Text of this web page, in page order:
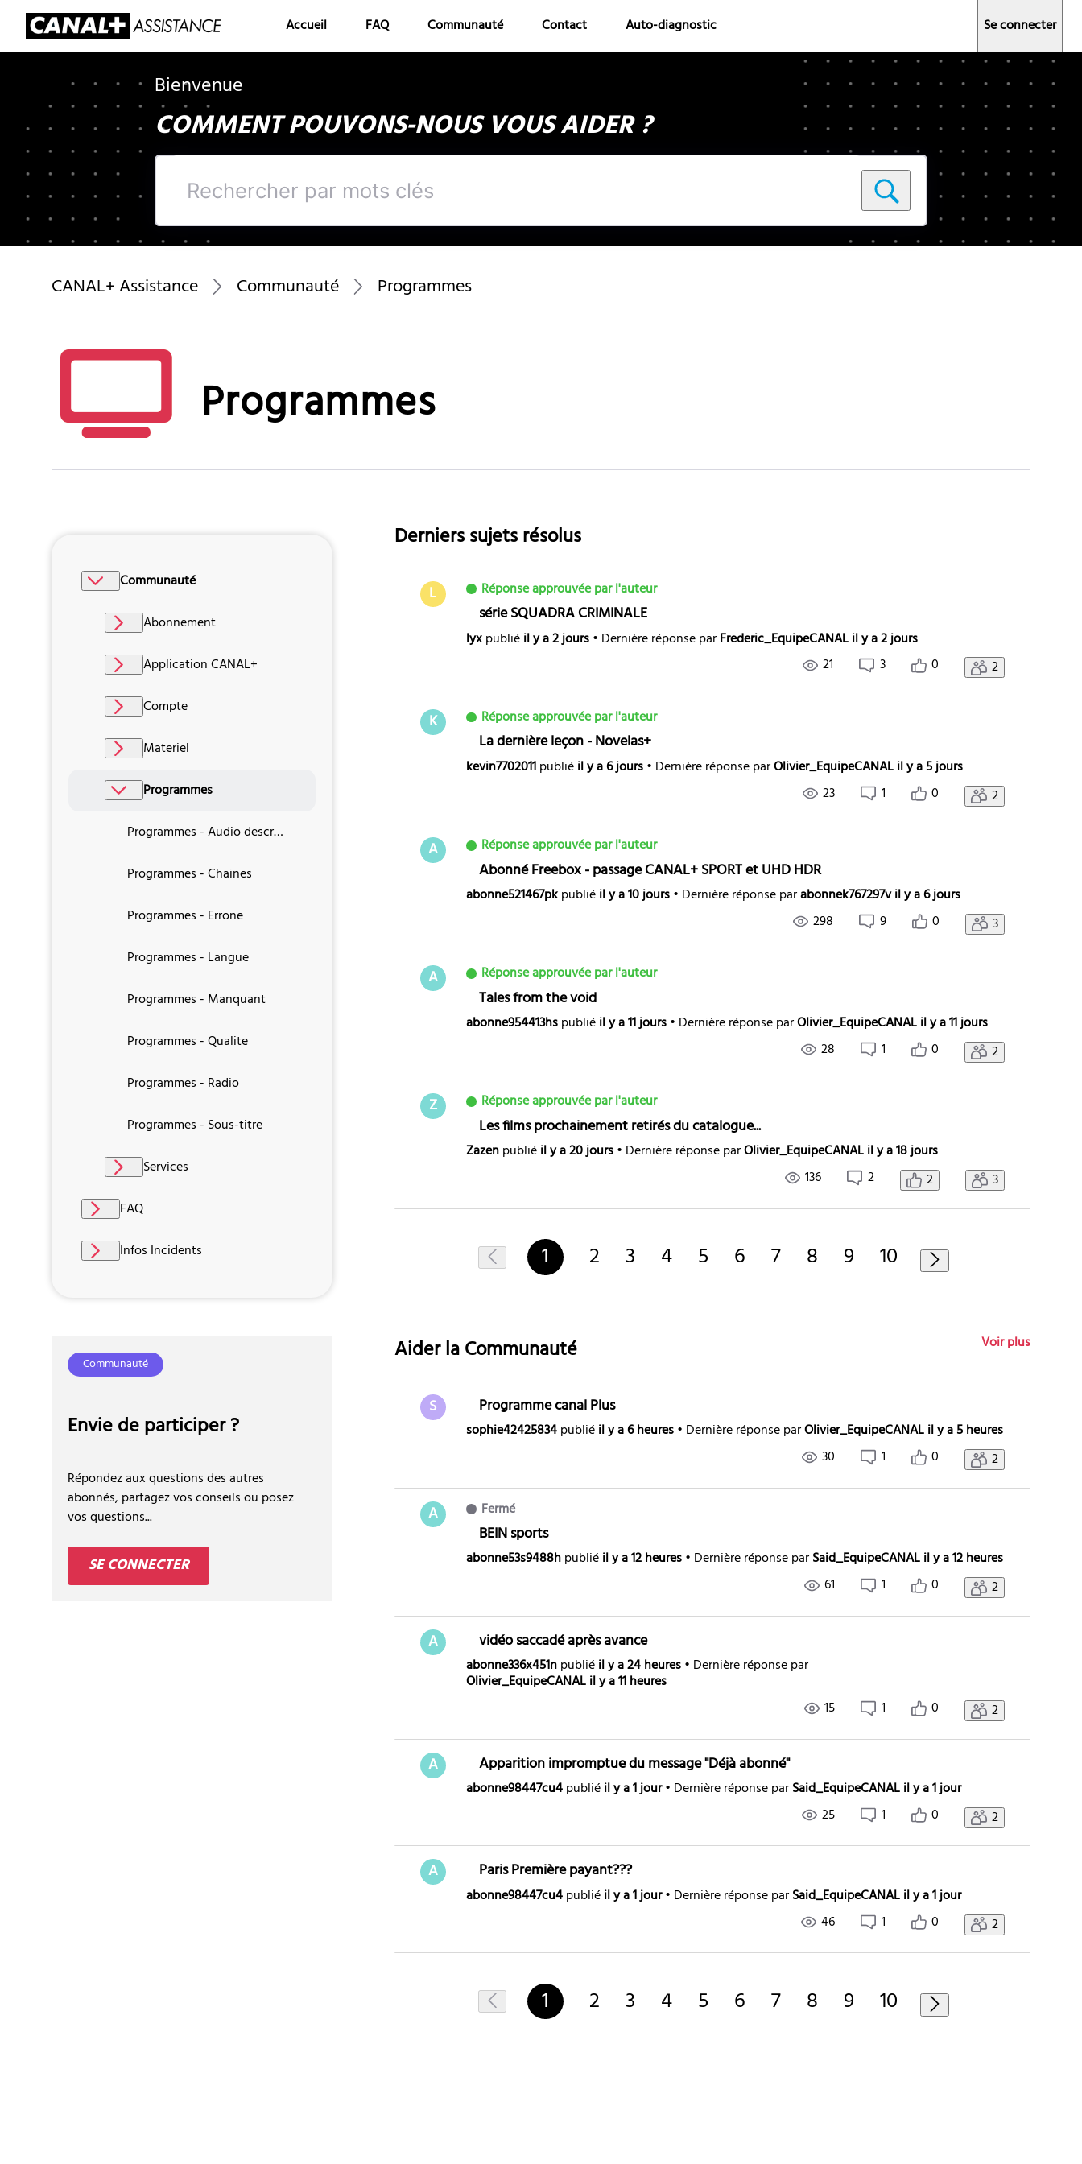
Accueil FAQ Communauté Contact Auto-diagnostic Se connecter
Bienvenue
COMMENT POUVONS-NOUS VOUS AIDER ?
Rechercher
par
mots
CANAL+ Assistance Communauté Programmes
Programmes
Communauté
Abonnement
Application CANAL+
Compte
Materiel
Programmes
Programmes - Audio description
Programmes - Chaines
Programmes - Errone
Programmes - Langue
Programmes - Manquant
Programmes - Qualite
Programmes - Radio
Programmes - Sous-titre
Services
FAQ
Infos Incidents
Communauté
Envie de participer ?
Répondez aux questions des autres
abonnés, partagez vos conseils ou posez
vos questions...
SE CONNECTER
Derniers sujets résolus
L Réponse approuvée par l'auteur
série SQUADRA CRIMINALE
lyxpubliéil y a 2 jours• Dernière réponse parFrederic_EquipeCANALil y a 2 jours
21
3 0 2
K Réponse approuvée par l'auteur
La dernière leçon - Novelas+
kevin7702011publiéil y a 6 jours• Dernière réponse parOlivier_EquipeCANALil y a 5 jours
23
1 0 2
A Réponse approuvée par l'auteur
Abonné Freebox - passage CANAL+ SPORT et UHD HDR
abonne521467pkpubliéil y a 10 jours• Dernière réponse parabonnek767297vil y a 6 jours
298
9 0 3
A Réponse approuvée par l'auteur
Tales from the void
abonne954413hspubliéil y a 11 jours• Dernière réponse parOlivier_EquipeCANALil y a 11 jours
28
1 0 2
Z Réponse approuvée par l'auteur
Les films prochainement retirés du catalogue...
Zazenpubliéil y a 20 jours• Dernière réponse parOlivier_EquipeCANALil y a 18 jours
136
2 2 3
1 2 3 4 5 6 7 8 9 10
Aider la Communauté Voir plus
S Programme canal Plus
sophie42425834publiéil y a 6 heures• Dernière réponse parOlivier_EquipeCANALil y a 5 heures
30
1 0 2
A Fermé
BEIN sports
abonne53s9488hpubliéil y a 12 heures• Dernière réponse parSaid_EquipeCANALil y a 12 heures
61
1 0 2
A vidéo saccadé après avance
abonne336x451npubliéil y a 24 heures• Dernière réponse par
Olivier_EquipeCANALil y a 11 heures
15
1 0 2
A Apparition impromptue du message "Déjà abonné"
abonne98447cu4publiéil y a 1 jour• Dernière réponse parSaid_EquipeCANALil y a 1 jour
25
1 0 2
A Paris Première payant???
abonne98447cu4publiéil y a 1 jour• Dernière réponse parSaid_EquipeCANALil y a 1 jour
46
1 0 2
1 2 3 4 5 6 7 8 9 10